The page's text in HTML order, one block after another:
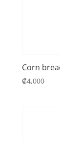
Corn
₡4,000